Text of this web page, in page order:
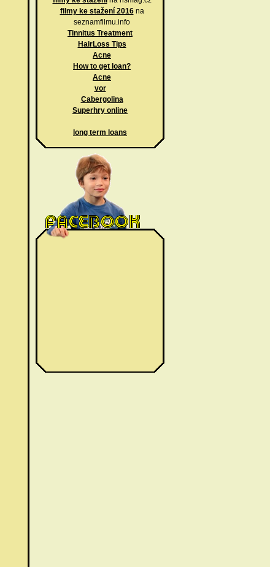
filmy ke stažení 2016na
seznamfilmu.info
Tinnitus Treatment
HairLoss Tips
Acne
How to get loan?
Acne
vor
Cabergolina
Superhry online
long term loans